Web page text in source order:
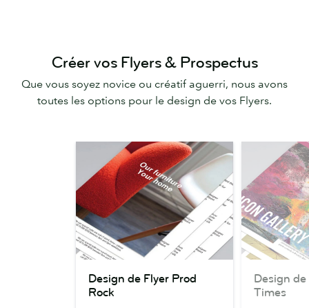
Créer vos Flyers & Prospectus
Que vous soyez novice ou créatif aguerri, nous avons
toutes les options pour le design de vos Flyers.
Flyer
Design de Flyer Prod
Rock
Flyer
Design
Times